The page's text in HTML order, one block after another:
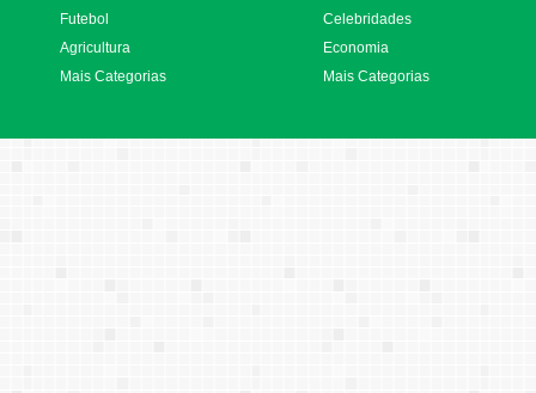
Futebol
Agricultura
Mais Categorias
Celebridades
Economia
Mais Categorias